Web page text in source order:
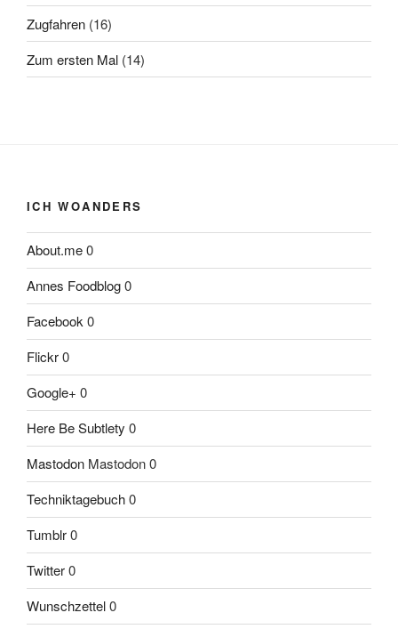
Zugfahren (16)
Zum ersten Mal (14)
ICH WOANDERS
About.me0
Annes Foodblog0
Facebook 0
Flickr0
Google+ 0
Here Be Subtlety 0
Mastodon Mastodon 0
Techniktagebuch0
Tumblr0
Twitter0
Wunschzettel0